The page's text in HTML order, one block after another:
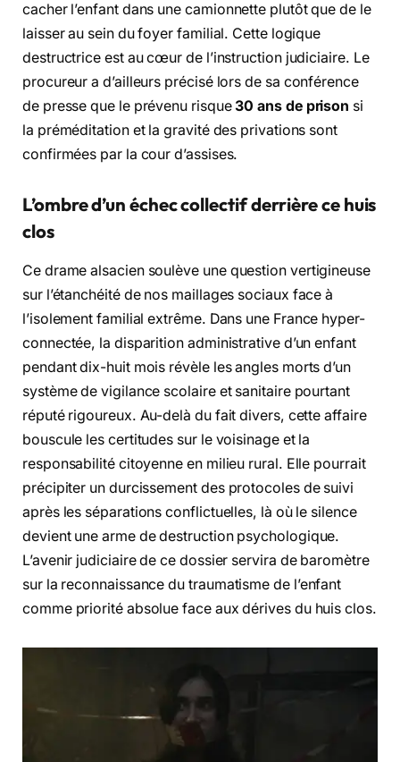
cacher l’enfant dans une camionnette plutôt que de le
laisser au sein du foyer familial. Cette logique
destructrice est au cœur de l’instruction judiciaire. Le
procureur a d’ailleurs précisé lors de sa conférence
de presse que le prévenu risque30 ans de prison si
la préméditation et la gravité des privations sont
confirmées par la cour d’assises.
L’ombre d’un échec collectif derrière ce huis
clos
Ce drame alsacien soulève une question vertigineuse
sur l’étanchéité de nos maillages sociaux face à
l’isolement familial extrême. Dans une France hyper-
connectée, la disparition administrative d’un enfant
pendant dix-huit mois révèle les angles morts d’un
système de vigilance scolaire et sanitaire pourtant
réputé rigoureux. Au-delà du fait divers, cette affaire
bouscule les certitudes sur le voisinage et la
responsabilité citoyenne en milieu rural. Elle pourrait
précipiter un durcissement des protocoles de suivi
après les séparations conflictuelles, là où le silence
devient une arme de destruction psychologique.
L’avenir judiciaire de ce dossier servira de baromètre
sur la reconnaissance du traumatisme de l’enfant
comme priorité absolue face aux dérives du huis clos.